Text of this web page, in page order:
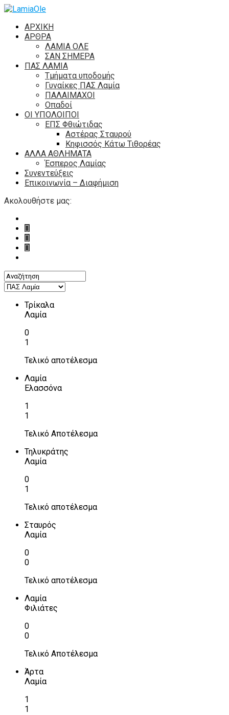
ΑΡΧΙΚΗ
ΑΡΘΡΑ
ΛΑΜΙΑ ΟΛΕ
ΣΑΝ ΣΗΜΕΡΑ
ΠΑΣ ΛΑΜΙΑ
Τμήματα υποδομής
Γυναίκες ΠΑΣ Λαμία
ΠΑΛΑΙΜΑΧΟΙ
Οπαδοί
ΟΙ ΥΠΟΛΟΙΠΟΙ
ΕΠΣ Φθιώτιδας
Αστέρας Σταυρού
Κηφισσός Κάτω Τιθορέας
ΑΛΛΑ ΑΘΛΗΜΑΤΑ
Έσπερος Λαμίας
Συνεντεύξεις
Επικοινωνία – Διαφήμιση
Ακολουθήστε μας:
Τρίκαλα
Λαμία
0
1
Τελικό αποτέλεσμα
Λαμία
Ελασσόνα
1
1
Τελικό Αποτέλεσμα
Τηλυκράτης
Λαμία
0
1
Τελικό αποτέλεσμα
Σταυρός
Λαμία
0
0
Τελικό αποτέλεσμα
Λαμία
Φιλιάτες
0
0
Τελικό Αποτέλεσμα
Άρτα
Λαμία
1
1